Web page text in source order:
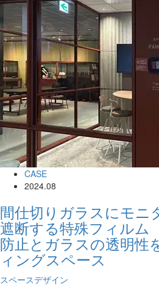
CASE
2024.08
間仕切りガラスにモニ
遮断する特殊フィル
防止とガラスの透明性
ィングスペース
スペースデザイン